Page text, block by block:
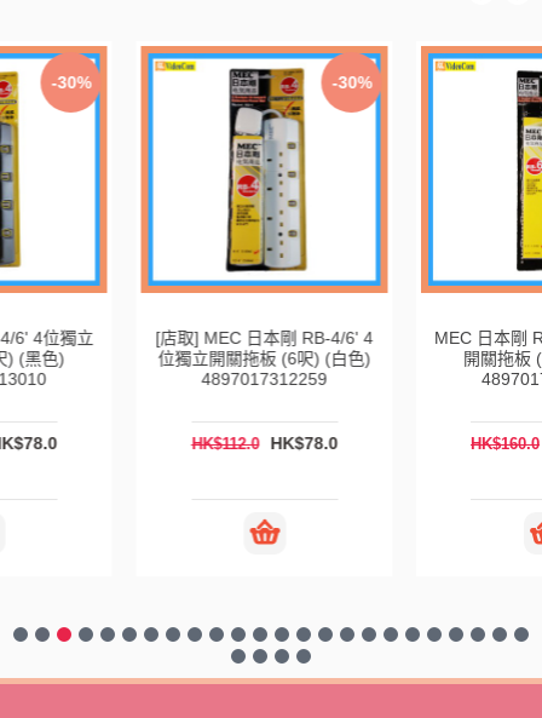
-30%
[店取] MEC 日本剛 RB-4/6' 4
位獨立開關拖板 (6呎) (白色)
HK$112.0 HK$78.0
MEC 日本剛 RB-6/6' 6位獨立
開關拖板 (6呎) (黑色)
HK$160.0 HK$94.0